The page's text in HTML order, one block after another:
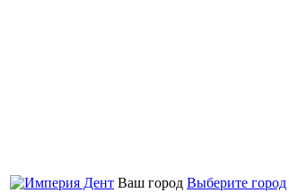
Ваш город Выберите город